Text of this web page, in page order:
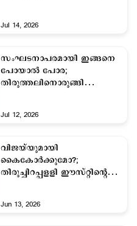
Jul 14, 2026
സംഘടനാപരമായി ഇങ്ങനെ
പോയാല്‍ പോര;
തിരുത്തലിനൊരുങ്ങി
Jul 12, 2026
വിജയ്​യുമായി
കൈകോര്‍ക്കുമോ?;
തിരുച്ചിറപ്പളളി ഈസ്റ്റിന്‍റെ
Jun 13, 2026